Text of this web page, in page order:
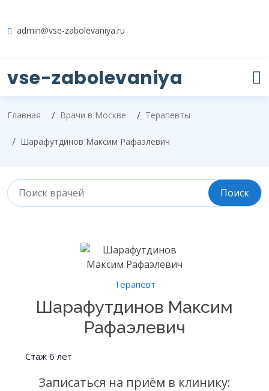
admin@vse-zabolevaniya.ru
vse-zabolevaniya
Главная Врачи в Москве Терапевты
Шарафутдинов Максим Рафаэлевич
Терапевт
Шарафутдинов Максим
Рафаэлевич
Стаж 6 лет
Записаться на приём в клинику: